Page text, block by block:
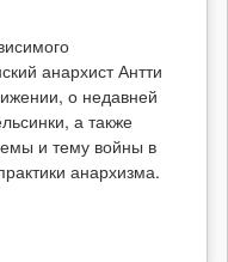
анархист Антти
о недавней
а также
и тему войны в
анархизма.